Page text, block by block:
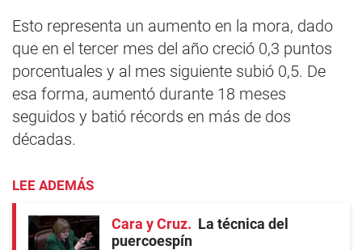
Esto representa un aumento en la mora, dado
que en el tercer mes del año creció 0,3 puntos
porcentuales y al mes siguiente subió 0,5. De
esa forma, aumentó durante 18 meses
seguidos y batió récords en más de dos
décadas.
LEE ADEMÁS
Cara y Cruz
La técnica del
puercoespín